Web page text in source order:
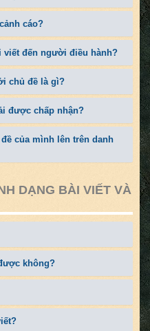
cáo?
viết đến người điều hành?
chủ đề là gì?
được chấp nhận?
của mình lên trên danh
DẠNG BÀI VIẾT VÀ
không?